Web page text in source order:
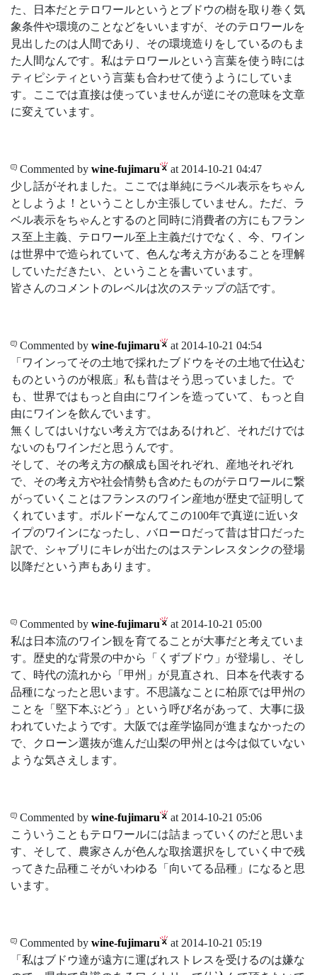
た、日本だとテロワールというとブドウの樹を取り巻く気
象条件や環境のことなどをいいますが、そのテロワールを
見出したのは人間であり、その環境造りをしているのもま
た人間なんです。私はテロワールという言葉を使う時には
ティピシティという言葉も合わせて使うようにしていま
す。ここでは直接は使っていませんが逆にその意味を文章
に変えています。
Commented by wine-fujimaru
at 2014-10-21 04:47
少し話がそれました。ここでは単純にラベル表示をちゃん
としようよ！ということしか主張していません。ただ、ラ
ベル表示をちゃんとするのと同時に消費者の方にもフラン
ス至上主義、テロワール至上主義だけでなく、今、ワイン
は世界中で造られていて、色んな考え方があることを理解
していただきたい、ということを書いています。
皆さんのコメントのレベルは次のステップの話です。
Commented by wine-fujimaru
at 2014-10-21 04:54
「ワインってその土地で採れたブドウをその土地で仕込む
ものというのが根底」私も昔はそう思っていました。で
も、世界ではもっと自由にワインを造っていて、もっと自
由にワインを飲んでいます。
無くしてはいけない考え方ではあるけれど、それだけでは
ないのもワインだと思うんです。
そして、その考え方の醸成も国それぞれ、産地それぞれ
で、その考え方や社会情勢も含めたものがテロワールに繋
がっていくことはフランスのワイン産地が歴史で証明して
くれています。ボルドーなんてこの100年で真逆に近いタ
イプのワインになったし、バローロだって昔は甘口だった
訳で、シャブリにキレが出たのはステンレスタンクの登場
以降だという声もあります。
Commented by wine-fujimaru
at 2014-10-21 05:00
私は日本流のワイン観を育てることが大事だと考えていま
す。歴史的な背景の中から「くずブドウ」が登場し、そし
て、時代の流れから「甲州」が見直され、日本を代表する
品種になったと思います。不思議なことに柏原では甲州の
ことを「堅下本ぶどう」という呼び名があって、大事に扱
われていたようです。大阪では産学協同が進まなかったの
で、クローン選抜が進んだ山梨の甲州とは今は似ていない
ような気さえします。
Commented by wine-fujimaru
at 2014-10-21 05:06
こういうこともテロワールには詰まっていくのだと思いま
す、そして、農家さんが色んな取捨選択をしていく中で残
ってきた品種こそがいわゆる「向いてる品種」になると思
います。
Commented by wine-fujimaru
at 2014-10-21 05:19
「私はブドウ達が遠方に運ばれストレスを受けるのは嫌な